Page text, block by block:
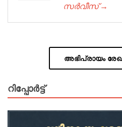
സർവീസ് →
അഭിപ്രായം
റിപ്പോര്‍ട്ട്